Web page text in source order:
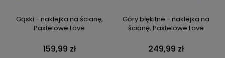
Gąski - naklejka na ścianę,
Pastelowe Love
159,99 zł
Góry błękitne - naklejka na
ścianę, Pastelowe Love
249,99 zł